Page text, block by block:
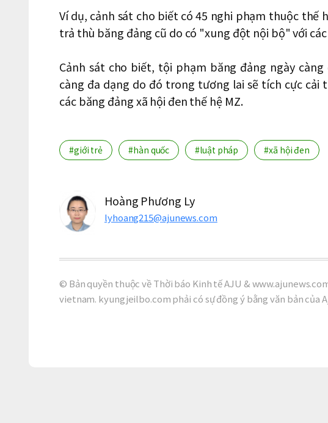
Ví dụ, cảnh sát cho biết có 45 nghi phạm thuộc thế
trả thù băng đảng cũ do có "xung đột nội bộ" với
Cảnh sát cho biết, tội phạm băng đảng ngày
càng đa dạng do đó trong tương lai sẽ tích cực
các băng đảng xã hội đen thế hệ MZ.
#giới trẻ #hàn quốc #luật pháp #xã hội đen
Hoàng Phương Ly
lyhoang215@ajunews.com
© Bản quyền thuộc về Thời báo Kinh tế AJU &
vietnam. kyungjeilbo.com phải có sự đồng ý bằng văn bản của